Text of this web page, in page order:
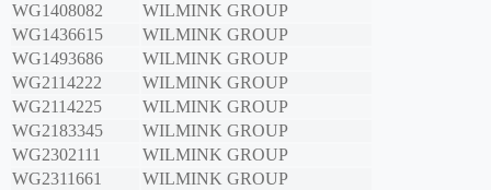
WG1408082
WILMINK GROUP
WG1436615
WILMINK GROUP
WG1493686
WILMINK GROUP
WG2114222
WILMINK GROUP
WG2114225
WILMINK GROUP
WG2183345
WILMINK GROUP
WG2302111
WILMINK GROUP
WG2311661
WILMINK GROUP